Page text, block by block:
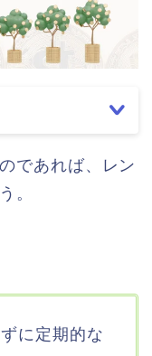
であれば、レン
。
に定期的な